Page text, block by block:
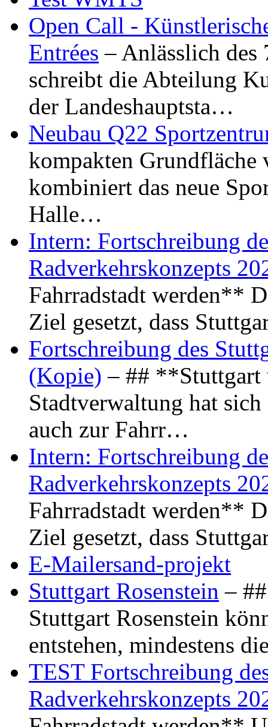
Open Call -
Entrées – Anlässlich
schreibt die Abteilung
der Landeshauptsta…
Neubau Q22
kompakten Grundfläche
kombiniert das neue
Halle…
Intern: Fortschreibung
Radverkehrskonzepts
Fahrradstadt werden**
Ziel gesetzt, dass
Fortschreibung des
(Kopie) – ## **Stuttgart
Stadtverwaltung hat
auch zur Fahrr…
Intern: Fortschreibung
Radverkehrskonzepts
Fahrradstadt werden**
Ziel gesetzt, dass
E-Mailersand-projekt
Stuttgart Rosenstein –
Stuttgart Rosenstein
entstehen, mindestens
TEST Fortschreibung
Radverkehrskonzepts